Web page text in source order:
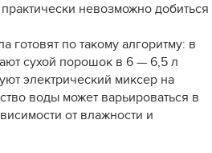
невозможно добиться
готовят по такому алгоритму: в
сухой порошок в 6 — 6,5 л
электрический миксер на
воды может варьироваться в
от влажности и